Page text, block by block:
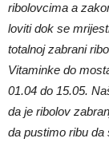
ribolovcima a
loviti dok se
totalnoj zabrani
Vitaminke do
01.04 do 15.05.
da je ribolov
da pustimo ribu